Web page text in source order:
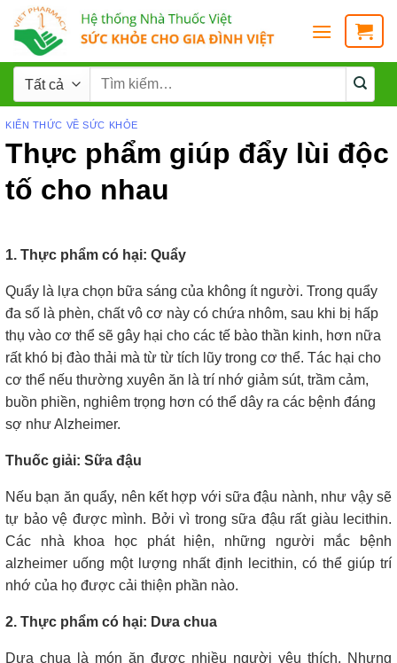
KIẾN THỨC VỀ SỨC KHỎE
Thực phẩm giúp đẩy lùi độc
tố cho nhau
1. Thực phẩm có hại: Quẩy
Quẩy là lựa chọn bữa sáng của không ít người. Trong quẩy
đa số là phèn, chất vô cơ này có chứa nhôm, sau khi bị hấp
thụ vào cơ thể sẽ gây hại cho các tế bào thần kinh, hơn nữa
rất khó bị đào thải mà từ từ tích lũy trong cơ thể. Tác hại cho
cơ thể nếu thường xuyên ăn là trí nhớ giảm sút, trầm cảm,
buồn phiền, nghiêm trọng hơn có thể dây ra các bệnh đáng
sợ như Alzheimer.
Thuốc giải: Sữa đậu
Nếu bạn ăn quẩy, nên kết hợp với sữa đậu nành, như vậy sẽ
tự bảo vệ được mình. Bởi vì trong sữa đậu rất giàu lecithin.
Các nhà khoa học phát hiện, những người mắc bệnh
alzheimer uống một lượng nhất định lecithin, có thể giúp trí
nhớ của họ được cải thiện phần nào.
2. Thực phẩm có hại: Dưa chua
Dưa chua là món ăn được nhiều người yêu thích. Nhưng